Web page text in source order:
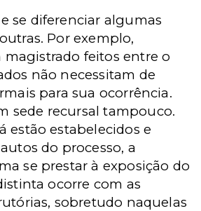
se diferenciar algumas
Por exemplo,
magistrado feitos entre o
não necessitam de
para sua ocorrência.
sede recursal tampouco.
estão estabelecidos e
do processo, a
se prestar à exposição do
ocorre com as
sobretudo naquelas